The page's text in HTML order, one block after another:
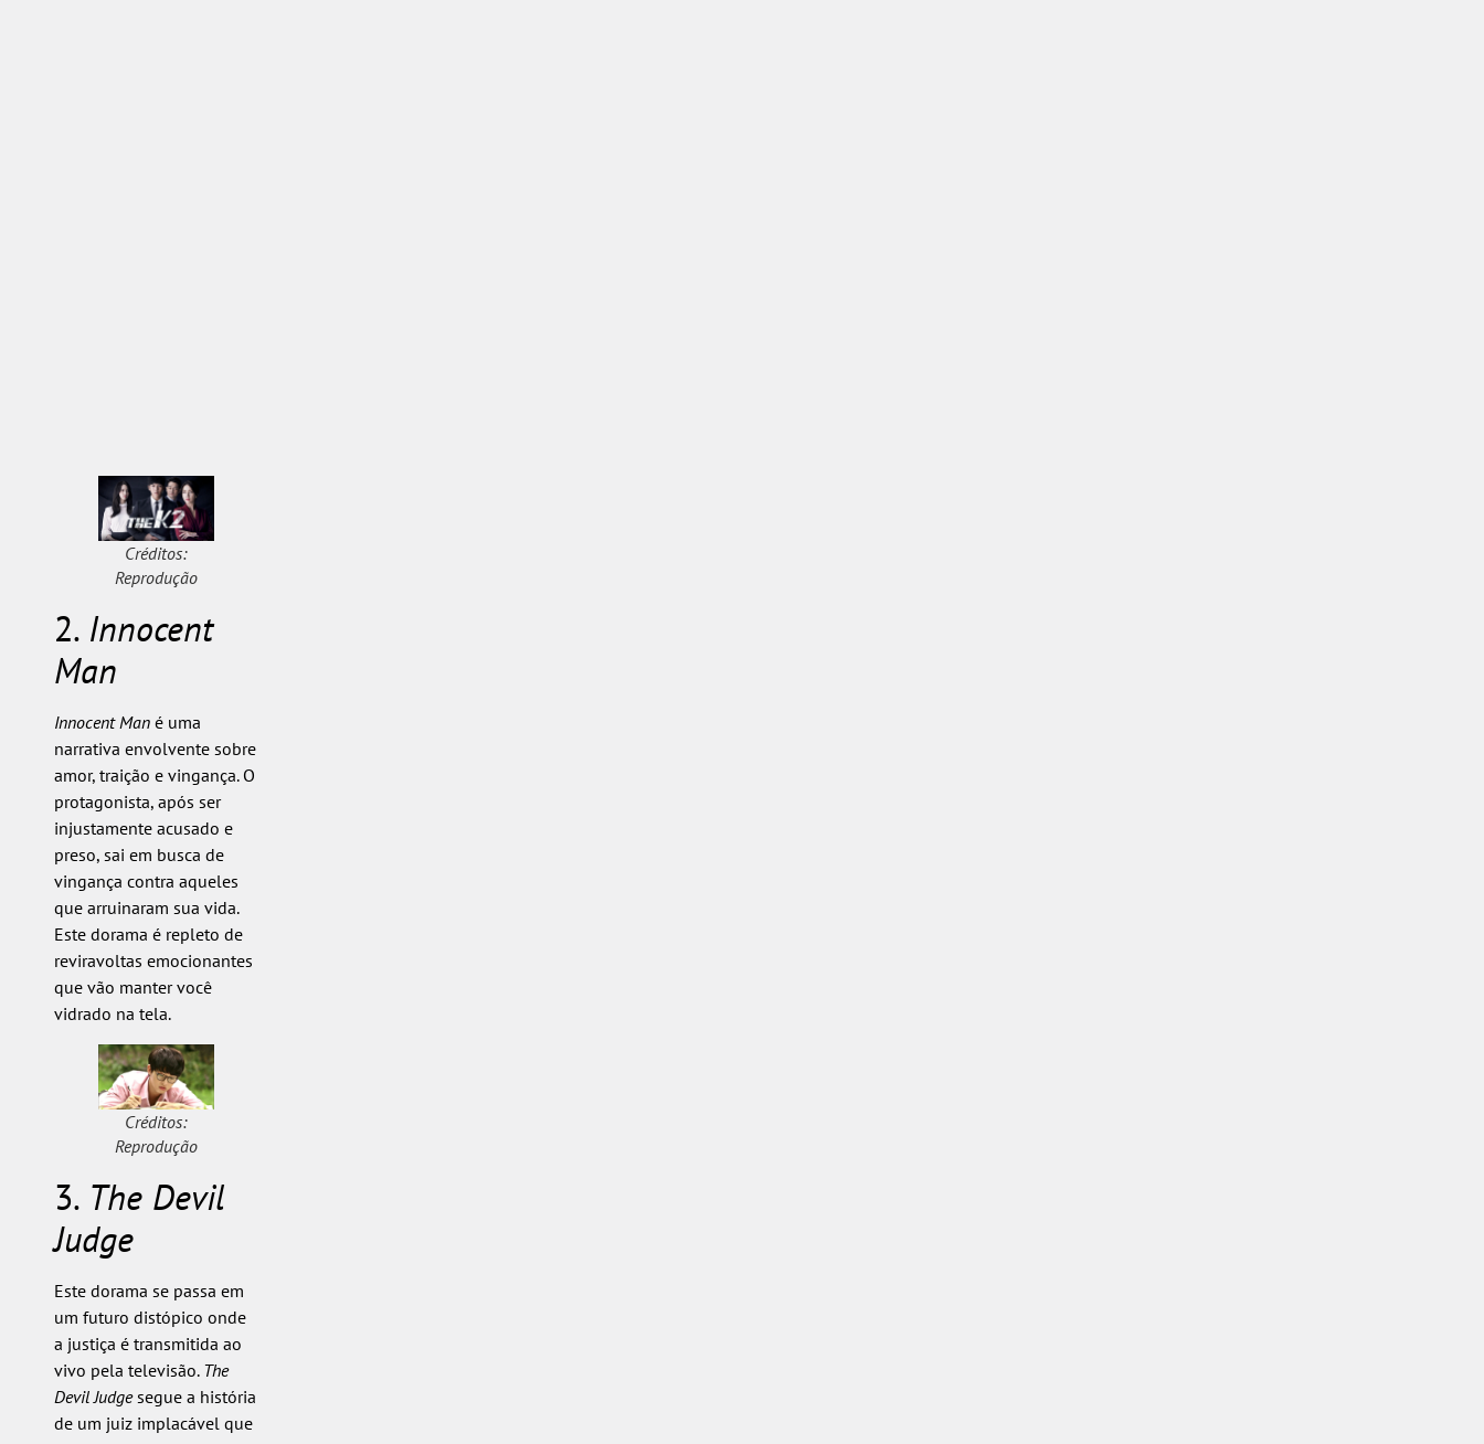
Créditos:
Reprodução
2. Innocent
Man
Innocent Mané uma
narrativa envolvente sobre
amor, traição e vingança. O
protagonista, após ser
injustamente acusado e
preso, sai em busca de
vingança contra aqueles
que arruinaram sua vida.
Este dorama é repleto de
reviravoltas emocionantes
que vão manter você
vidrado na tela.
Créditos:
Reprodução
3. The Devil
Judge
Este dorama se passa em
um futuro distópico onde
a justiça é transmitida ao
vivo pela televisão. The
Devil Judgesegue a história
de um juiz implacável que